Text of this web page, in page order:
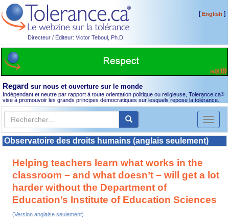
Directeur / Éditeur: Victor Teboul, Ph.D.
[English ]
Regard sur nous et ouverture sur le monde
Indépendant et neutre par rapport à toute orientation politique ou religieuse, Tolerance.ca®
vise à promouvoir les grands principes démocratiques sur lesquels repose la tolérance.
Toggle
Observatoire des droits humains (anglais seulement)
Helping teachers learn what works in the
classroom − and what doesn’t − will get a lot
harder without the Department of
Education’s Institute of Education Sciences
(Version anglaise seulement)